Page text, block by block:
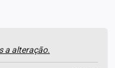
a alteração.